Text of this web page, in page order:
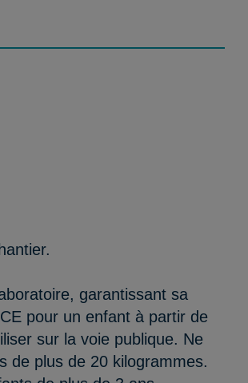
garantissant sa
pour un enfant à partir de
sur la voie publique. Ne
de plus de 20 kilogrammes.